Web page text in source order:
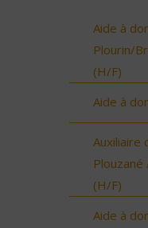
Aide à
Plourin/
(H/F)
Aide à
Auxiliaire
(H/F)
Aide à